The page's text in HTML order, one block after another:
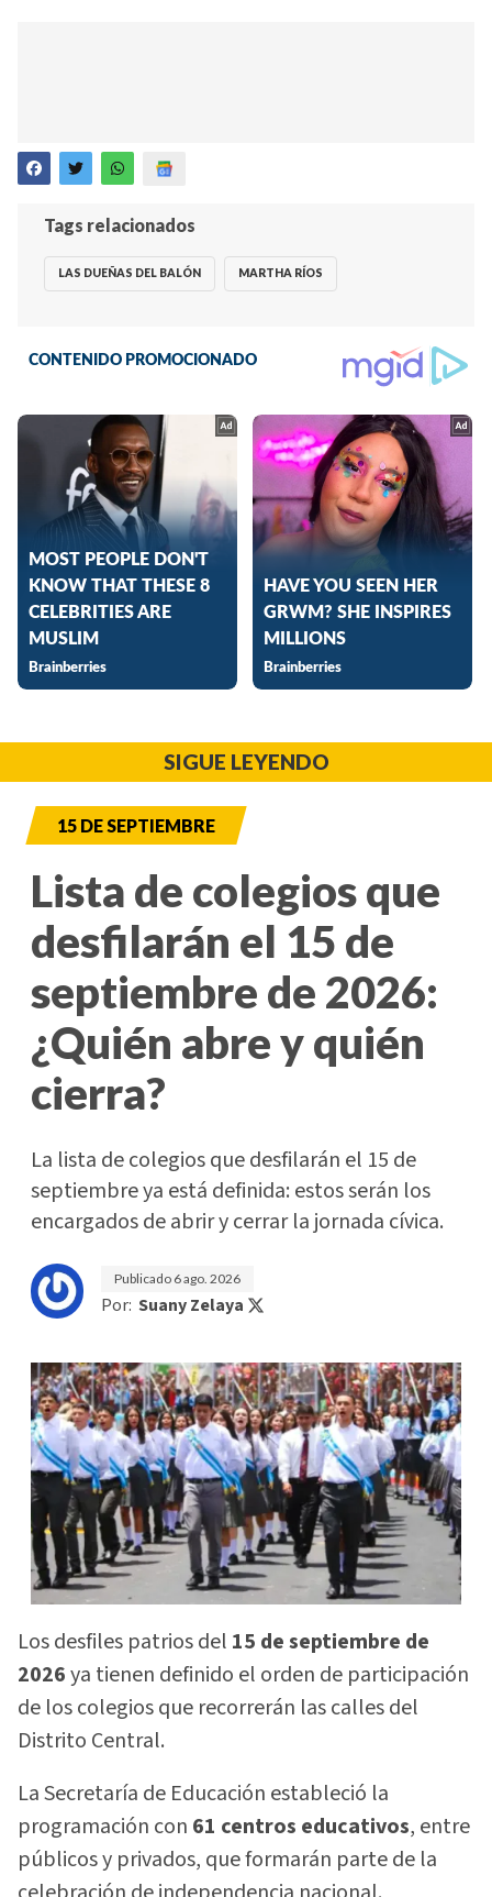
Tags relacionados
LAS DUEÑAS DEL BALÓN MARTHA RÍOS
SIGUE LEYENDO
15 DE SEPTIEMBRE
Lista de colegios que
desfilarán el 15 de
septiembre de 2026:
¿Quién abre y quién
cierra?
La lista de colegios que desfilarán el 15 de
septiembre ya está definida: estos serán los
encargados de abrir y cerrar la jornada cívica.
Publicado 6 ago. 2026
Por: Suany Zelaya
Los desfiles patrios del 15 de septiembre de
2026ya tienen definido el orden de participación
de los colegios que recorrerán las calles del
Distrito Central.
La Secretaría de Educación estableció la
programación con 61 centros educativos, entre
públicos y privados, que formarán parte de la